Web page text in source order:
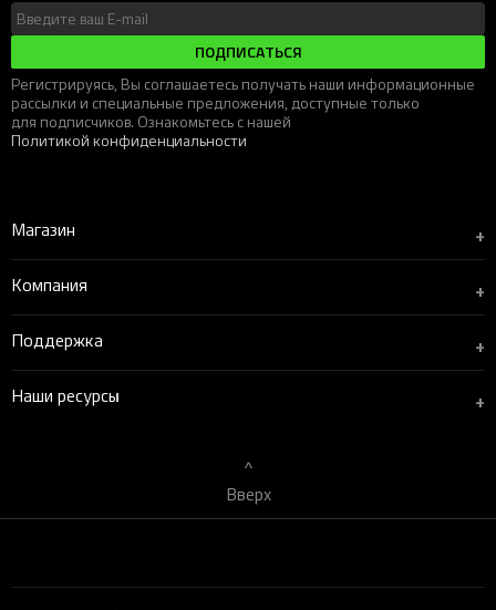
ПОДПИСАТЬСЯ
Регистрируясь, Вы соглашаетесь получать наши информационные
рассылки и специальные предложения, доступные только
для подписчиков. Ознакомьтесь с нашей
Политикой конфиденциальности
Магазин +
Компания +
Поддержка +
Наши ресурсы +
Вверх